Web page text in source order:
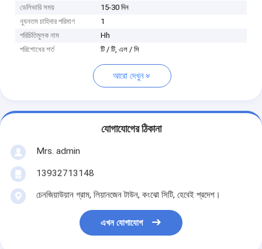
ডেলিভারি সময়
15-30 দিন
ন্যূনতম চাহিদার পরিমাণ
1
পরিচিতিমুলক নাম
Hh
পরিশোধের শর্ত
টি / টি, এল / সি
আরো দেখুন
যোগাযোগের ঠিকানা
Mrs. admin
13932713148
চেনজিয়াউয়ান গ্রাম, লিয়ানজেন টাউন, কংঝো সিটি, হেবেই প্রদেশ।
এখন যোগাযোগ